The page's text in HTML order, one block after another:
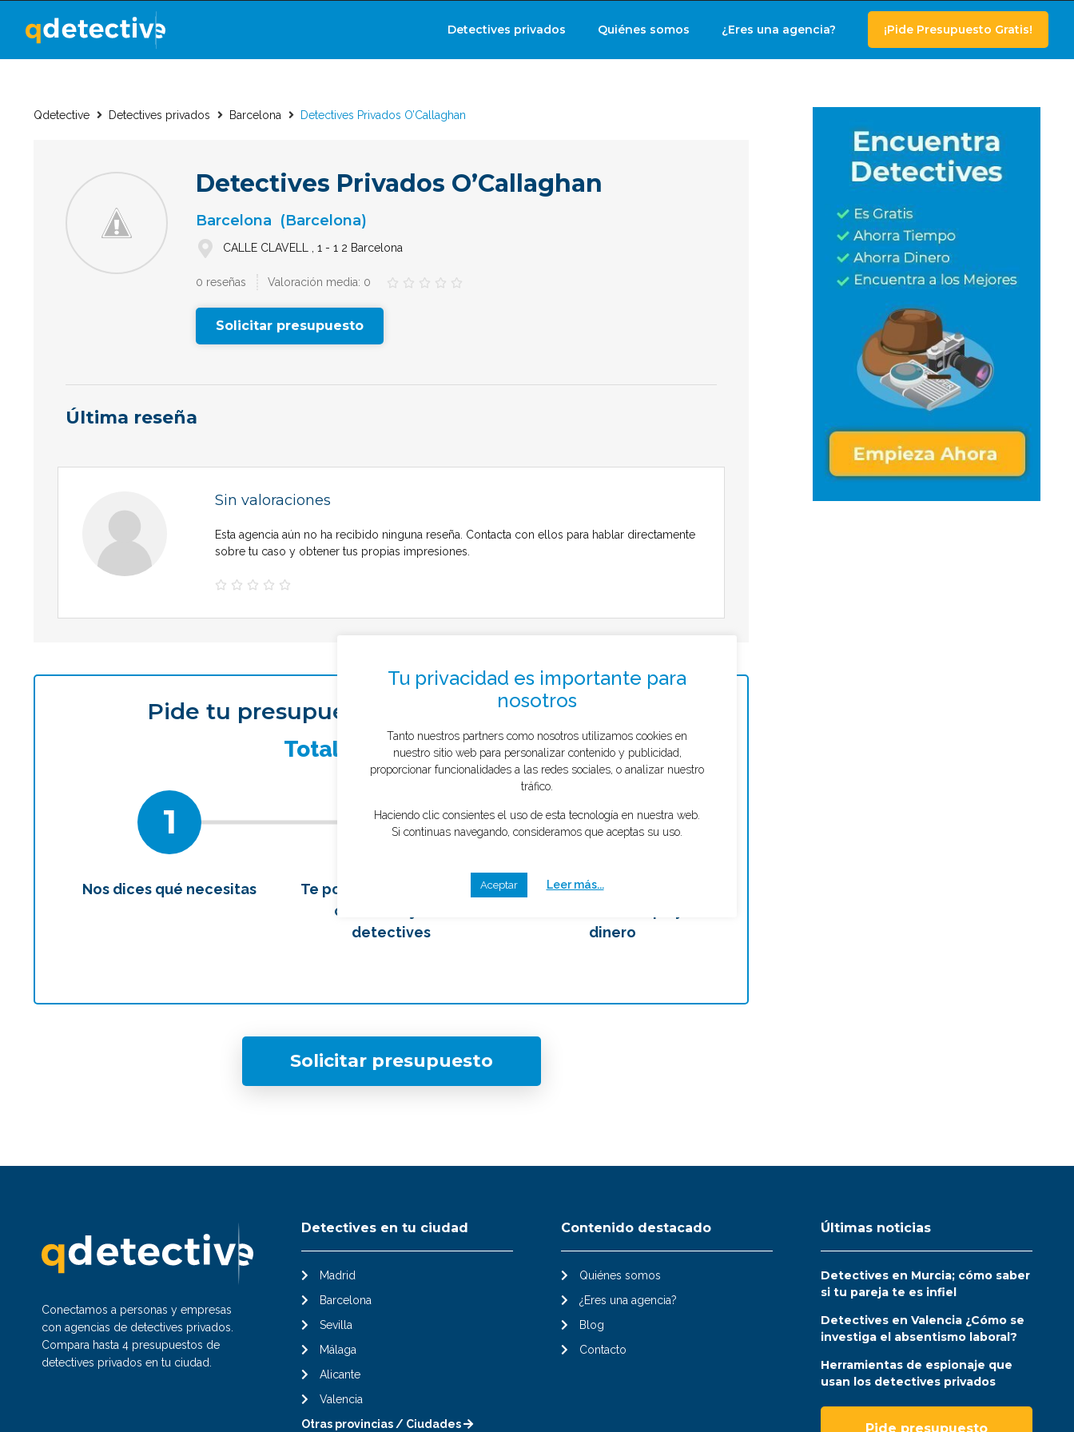
Detectives privados Quiénes somos ¿Eres una agencia? ¡Pide Presupuesto Gratis!
Qdetective Detectives privados Barcelona Detectives Privados O’Callaghan
Detectives Privados O’Callaghan
Barcelona (Barcelona)
CALLE CLAVELL , 1 - 1 2 Barcelona
0 reseñas Valoración media: 0     
Solicitar presupuesto
Última reseña
Sin valoraciones
Esta agencia aún no ha recibido ninguna reseña. Contacta con ellos para hablar directamente
sobre tu caso y obtener tus propias impresiones.
    
Pide tu presupuesto el menos de 1 minuto
Totalmente GRATIS
1 2 3
Nos dices qué necesitas
Te ponemos en contacto
con los mejores
detectives
Eliges tu mejor opción,
dinero
Solicitar presupuesto
Conectamos a personas y empresas
con agencias de detectives privados.
Compara hasta 4 presupuestos de
detectives privados en tu ciudad.
Detectives en tu ciudad
Madrid
Barcelona
Sevilla
Málaga
Alicante
Valencia
Otras provincias / Ciudades
Contenido destacado
Quiénes somos
¿Eres una agencia?
Blog
Contacto
Últimas noticias
Detectives en Murcia; cómo saber
si tu pareja te es infiel
Detectives en Valencia ¿Cómo se
investiga el absentismo laboral?
Herramientas de espionaje que
usan los detectives privados
Pide presupuesto
¿Qué tipo de caso quieres investigar?